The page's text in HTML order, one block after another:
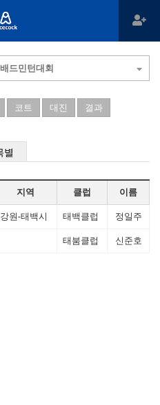
드민턴대회
코트 대진 결과
별
지역 클럽 이름
강원-태백시 태백클럽 정일주
태붐클럽 신준호